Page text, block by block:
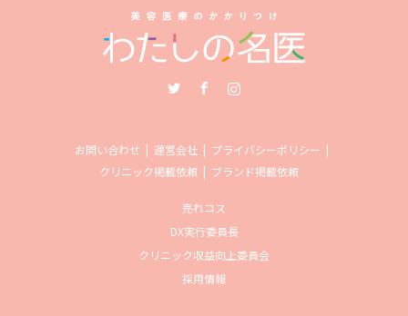
お問い合わせ 運営会社
プライバシーポリシー
クリニック掲載依頼
ブランド掲載依頼
売れコス
DX実行委員長
クリニック収益向上委員会
採用情報